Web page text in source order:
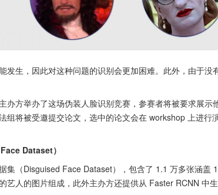
发生，因此对这种问题的识别会更加困难。此外，由于没
办方举办了这场伪装人脸识别竞赛，参赛者将被要求展示
组将被受邀提交论文，选中的论文会在 workshop 上进行
Dataset）
集（Disguised Face Dataset），包含了 1.1 万多张涵盖
艺人的图片组成，此外主办方还提供从 Faster RCNN 中生